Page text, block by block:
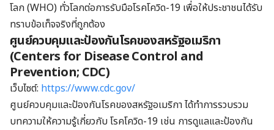
โลก (WHO) ทั่วโลกต่อการรับมือโรคโควิด-19 เพื่อให้ประชาชนได้รับ
ทราบข้อเท็จจริงที่ถูกต้อง
ศูนย์ควบคุมและป้องกันโรคของสหรัฐอเมริกา
(Centers for Disease Control and
Prevention; CDC)
เว็บไซต์: https://www.cdc.gov/
ศูนย์ควบคุมและป้องกันโรคของสหรัฐอเมริกา ได้ทำการรวบรวม
บทความให้ความรู้เกี่ยวกับ โรคโควิด-19 เช่น การดูแลและป้องกัน